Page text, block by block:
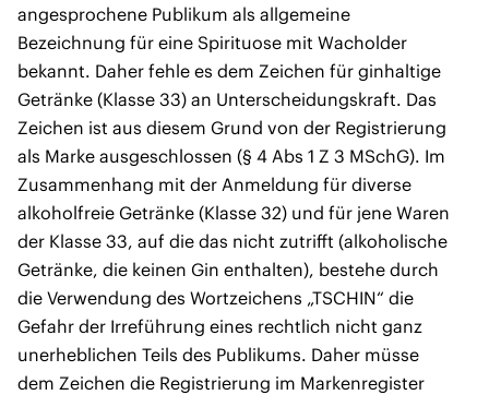
angesprochene Publikum als allgemeine
Bezeichnung für eine Spirituose mit Wacholder
bekannt. Daher fehle es dem Zeichen für ginhaltige
Getränke (Klasse 33) an Unterscheidungskraft. Das
Zeichen ist aus diesem Grund von der Registrierung
als Marke ausgeschlossen (§ 4 Abs 1 Z 3 MSchG). Im
Zusammenhang mit der Anmeldung für diverse
alkoholfreie Getränke (Klasse 32) und für jene Waren
der Klasse 33, auf die das nicht zutrifft (alkoholische
Getränke, die keinen Gin enthalten), bestehe durch
die Verwendung des Wortzeichens „TSCHIN“ die
Gefahr der Irreführung eines rechtlich nicht ganz
unerheblichen Teils des Publikums. Daher müsse
dem Zeichen die Registrierung im Markenregister